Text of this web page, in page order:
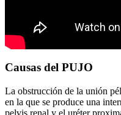
Causas del PUJO
La obstrucción de la unión
en la que se produce una
pelvis renal y el uréter